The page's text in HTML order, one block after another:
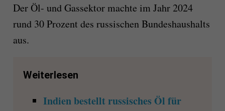
Der Öl- und Gassektor machte im Jahr 2024
rund 30 Prozent des russischen Bundeshaushalts
aus.
Weiterlesen
Indien bestellt russisches Öl für